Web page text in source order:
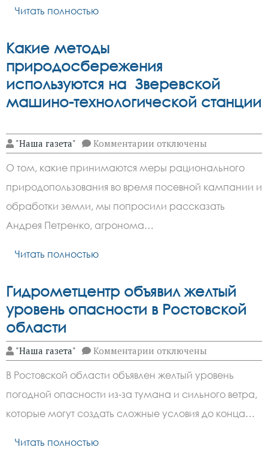
Читать полностью
Какие методы
природосбережения
используются на Зверевской
машино-технологической станции
"Наша газета" Комментарии к
записи
методы
природосбережения
используются
на
Зверевской
отключены
О том, какие принимаются меры рационального
природопользования во время посевной кампании и
обработки земли, мы попросили рассказать
Андрея Петренко, агронома…
Читать полностью
Гидрометцентр объявил желтый
уровень опасности в Ростовской
области
"Наша газета" Комментарии к
записи
Гидрометцентр
объявил
желтый
уровень
опасности
в
отключены
В Ростовской области объявлен желтый уровень
погодной опасности из-за тумана и сильного ветра,
которые могут создать сложные условия до конца…
Читать полностью